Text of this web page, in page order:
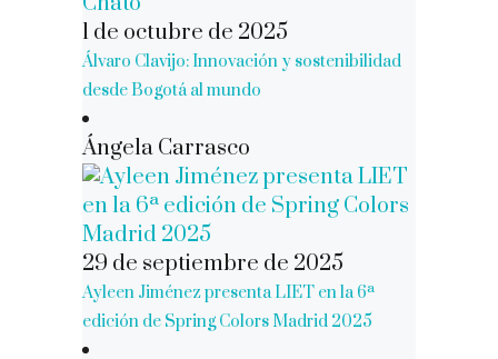
1 de octubre de 2025
Álvaro Clavijo: Innovación y sostenibilidad
desde Bogotá al mundo
Ángela Carrasco
29 de septiembre de 2025
Ayleen Jiménez presenta LIET en la 6ª
edición de Spring Colors Madrid 2025